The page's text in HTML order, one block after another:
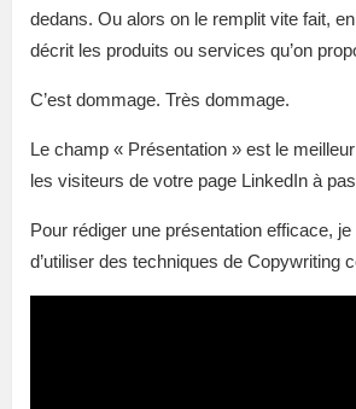
dedans. Ou alors on le remplit vite fait,
décrit les produits ou services qu’on
C’est dommage. Très dommage.
Le champ « Présentation » est le
les visiteurs de votre page LinkedIn à
Pour rédiger une présentation efficace,
d’utiliser des techniques de Copywriting